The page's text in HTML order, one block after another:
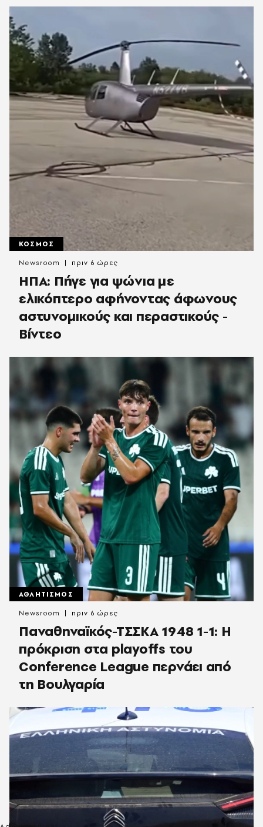
ΚΟΣΜΟΣ
ΗΠΑ: Πήγε για ψώνια με
ελικόπτερο αφήνοντας άφωνους
αστυνομικούς και περαστικούς -
Βίντεο
Newsroom πριν 6 ώρες
ΑΘΛΗΤΙΣΜΟΣ
Παναθηναϊκός-ΤΣΣΚΑ 1948 1-1: Η
πρόκριση στα playoffs του
Conference League περνάει από
τη Βουλγαρία
Newsroom πριν 6 ώρες